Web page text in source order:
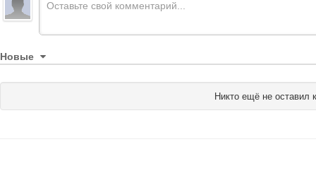
Новые
Никто ещё не оставил